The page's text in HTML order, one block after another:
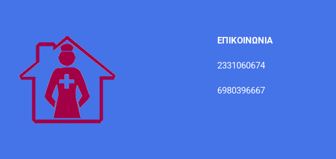
ΕΠΙΚΟΙΝΩΝΙΑ
2331060674
6980396667